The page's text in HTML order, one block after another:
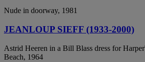
Nude in doorway, 1981
JEANLOUP SIEFF (1933-2000)
Astrid Heeren in a Bill Blass dress for
Beach, 1964